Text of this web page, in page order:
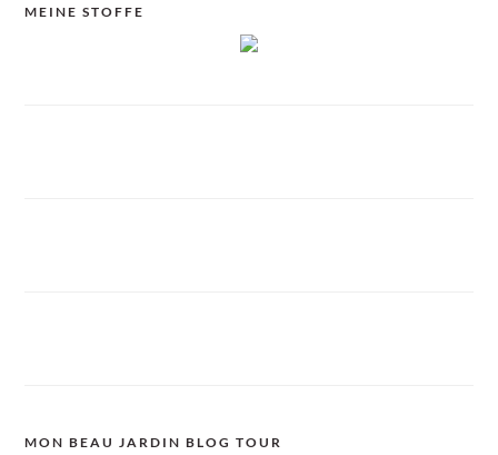
MEINE STOFFE
MON BEAU JARDIN BLOG TOUR